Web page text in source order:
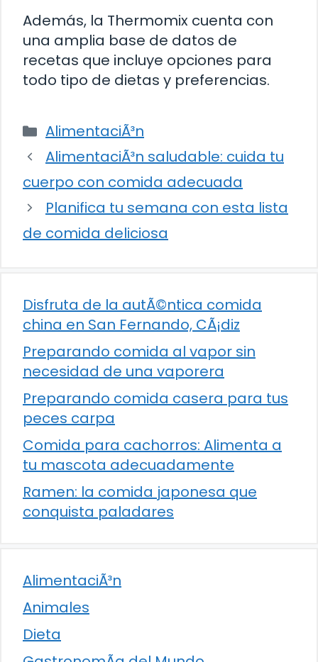
Además, la Thermomix cuenta con
una amplia base de datos de
recetas que incluye opciones para
todo tipo de dietas y preferencias.
Categorías
AlimentaciÃ³n
AlimentaciÃ³n saludable: cuida tu
cuerpo con comida adecuada
Planifica tu semana con esta lista
de comida deliciosa
Disfruta de la autÃ©ntica comida
china en San Fernando, CÃ¡diz
Preparando comida al vapor sin
necesidad de una vaporera
Preparando comida casera para tus
peces carpa
Comida para cachorros: Alimenta a
tu mascota adecuadamente
Ramen: la comida japonesa que
conquista paladares
AlimentaciÃ³n
Animales
Dieta